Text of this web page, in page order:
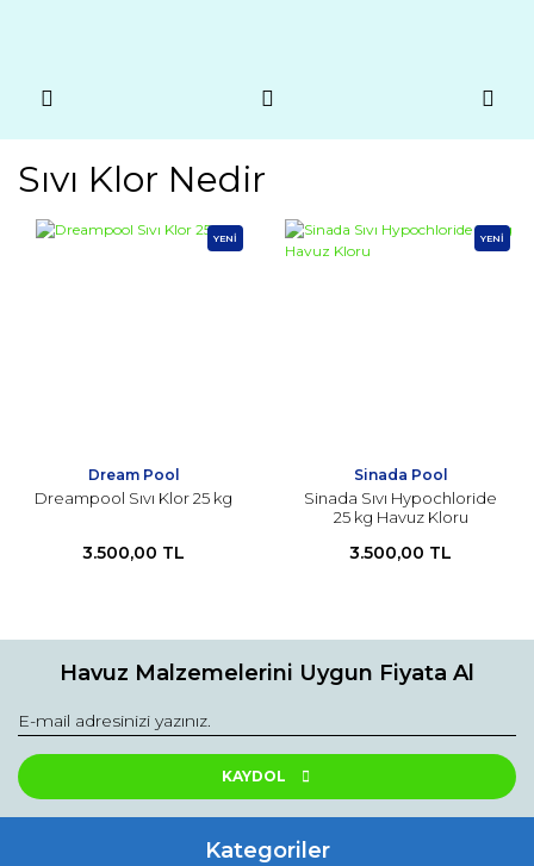
Sıvı Klor Nedir
YENİ
Dream Pool
Dreampool Sıvı Klor 25 kg
3.500,00 TL
YENİ
Sinada Pool
Sinada Sıvı Hypochloride
25 kg Havuz Kloru
3.500,00 TL
Havuz Malzemelerini Uygun Fiyata Al
KAYDOL
Kategoriler